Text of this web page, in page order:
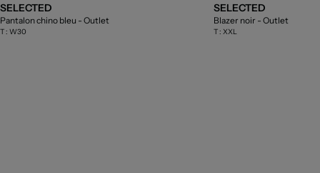
SELECTED
Pantalon chino bleu - Outlet
T : W30
SELECTED
Blazer noir - Outlet
T : XXL